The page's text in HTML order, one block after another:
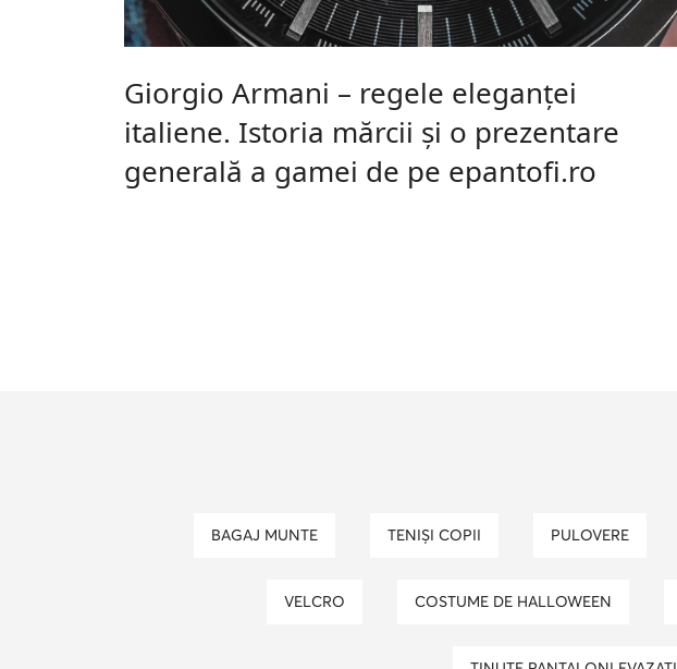
Giorgio Armani – regele eleganței
italiene. Istoria mărcii și o prezentare
generală a gamei de pe epantofi.ro
BAGAJ MUNTE TENIȘI COPII PULOVERE
VELCRO COSTUME DE HALLOWEEN